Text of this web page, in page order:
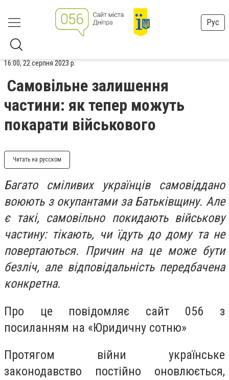
Рус
16:00, 22 серпня 2023 р.
Самовільне залишення
частини: як тепер можуть
покарати військового
Читать на русском
Багато сміливих українців самовіддано
воюють з окупантами за Батьківщину. Але
є такі, самовільно покидають військову
частину: тікають, чи їдуть до дому та не
повертаються. Причин на це може бути
безліч, але відповідальність передбачена
конкретна.
Про це повідомляє сайт 056 з
посиланням на «Юридичну сотню»
Протягом війни українське
законодавство постійно оновлюється,